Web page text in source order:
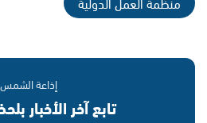
إذاعة الشمس
تابع آخر الأخبار